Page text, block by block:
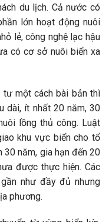
du lịch. Cả nước có
lớn hoạt động nuôi
lẻ, công nghệ lạc hậu
có cơ sở nuôi biển xa
tư một cách bài bản thì
dài, ít nhất 20 năm, 30
lồng thủ công. Luật
khu vực biển cho tổ
30 năm, gia hạn đến 20
được thực hiện. Các
như đầy đủ nhưng
phương.